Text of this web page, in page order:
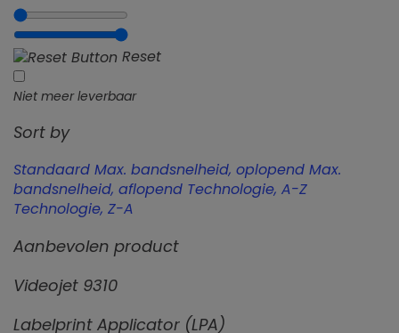
Reset
Niet meer leverbaar
Sort by
Standaard Max. bandsnelheid, oplopend Max.
bandsnelheid, aflopend Technologie, A-Z
Technologie, Z-A
Aanbevolen product
Videojet 9310
Labelprint Applicator (LPA)